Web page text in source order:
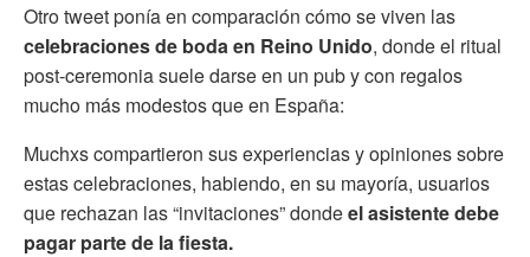
Otro tweet ponía en comparación cómo se viven las
celebraciones de boda en Reino Unido, donde el ritual
post-ceremonia suele darse en un pub y con regalos
mucho más modestos que en España:
Muchxs compartieron sus experiencias y opiniones sobre
estas celebraciones, habiendo, en su mayoría, usuarios
que rechazan las “invitaciones” dondeel asistente debe
pagar parte de la fiesta.